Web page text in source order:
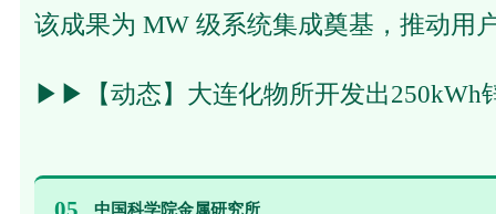
该成果为 MW 级系统集成奠基，推动用
▶▶ 【动态】大连化物所开发出
中国科学院金属研究所